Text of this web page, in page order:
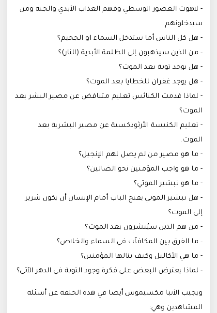
- لاهوت العصور الوسطي وفهم العذاب الأبدي والجنة ومن
سيدخلونهم.
- هل كل الناس أما ستدخل السماء او الجحيم؟
- من الذين سيذهبون إلى الظلمة الأبدية (النار)؟
- هل يوجد توبة بعد الموت؟
- هل يوجد غفران للخطايا بعد الموت؟
- لماذا قدمت الكنائس تعليم متناقض عن مصير البشر بعد
الموت؟
- تعليم الكنيسة الأرثوذكسية عن مصير البشرية بعد
الموت.
- ما هو مصير من لم يصل لهم الإنجيل؟
- ما هو واجب المؤمنين نحو الضالين؟
- ما هو تبشير الموتي؟
- هل تبشير الموتي يفتح الباب أمام الإنسان أن يكون شرير
إلى الموت؟
- من هم الذين سيُبشرون بعد الموت؟
- ما الفرق بين المكافآت في السماء والخلاص؟
- ما هي الأكاليل وكيف ينالها المؤمنين؟
- لماذا يعترض البعض على فكرة وجود التوبة في الدهر الآتي؟
ويجيب الأنبا مكسيموس أيضا في هذه الحلقة عن أسئلة
المشاهدين وهي: